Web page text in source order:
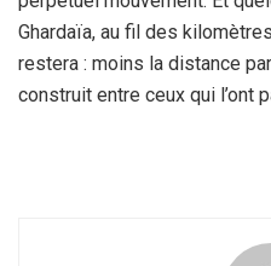
Ghardaïa, au fil des
restera : moins la distance
construit entre ceux qui l’ont